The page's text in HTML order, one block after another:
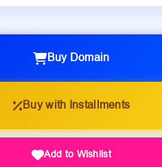
Buy Domain
Buy with Installments
Add to Wishlist